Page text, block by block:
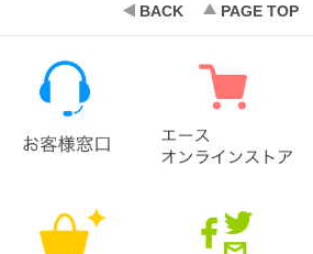
BACK PAGE TOP